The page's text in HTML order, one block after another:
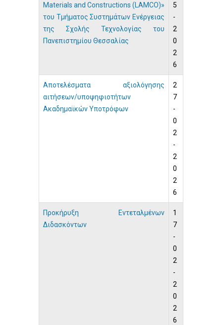
Materials and Constructions (LAMCO)»
του Τμήματος Συστημάτων Ενέργειας
της Σχολής Τεχνολογίας του
Πανεπιστημίου Θεσσαλίας
5
-
2
0
2
6
Αποτελέσματα αξιολόγησης
αιτήσεων/υποψηφιοτήτων
Ακαδημαϊκών Υποτρόφων
2
7
-
0
2
-
2
0
2
6
Προκήρυξη Εντεταλμένων
Διδασκόντων
1
7
-
0
2
-
2
0
2
6